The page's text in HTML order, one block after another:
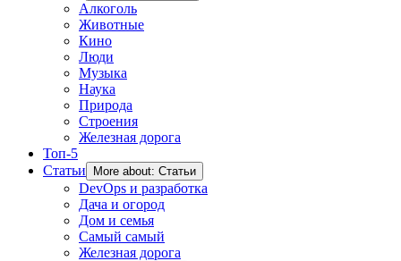
Алкоголь
Животные
Кино
Люди
Музыка
Наука
Природа
Строения
Железная дорога
Топ-5
Статьи
More about: Статьи
DevOps и разработка
Дача и огород
Дом и семья
Самый самый
Железная дорога